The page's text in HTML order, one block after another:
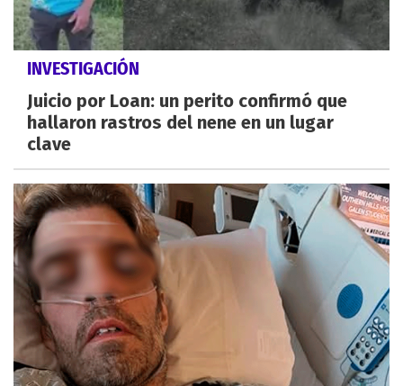
INVESTIGACIÓN
Juicio por Loan: un perito confirmó que
hallaron rastros del nene en un lugar
clave